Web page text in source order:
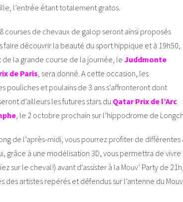
l’entrée étant totalement gratos.
courses de chevaux de galop seront ainsi proposés
faire découvrir la beauté du sport hippique et à 19h50,
la grande course de la journée, le Juddmonte
de Paris, sera donné. A cette occasion, les
pouliches et poulains de 3 ans s’affronteront dont
d’ailleurs les futures stars du Qatar Prix de l’Arc
, le 2 octobre prochain sur l’hippodrome de
de l’après-midi, vous pourrez profiter de différentes
grâce à une modélisation 3D, vous permettra de
sur le cheval!) avant d’assister à la Mouv’ Party de
des artistes repérés et défendus sur l’antenne du